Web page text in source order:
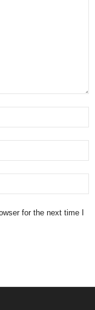
for the next time I